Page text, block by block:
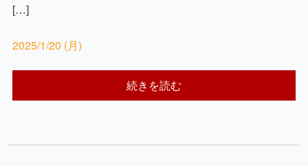
[…]
2025/1/20 (月)
続きを読む